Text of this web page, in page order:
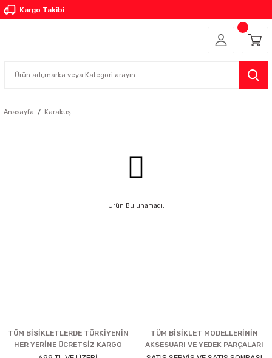
Kargo Takibi
Anasayfa Karakuş
Ürün Bulunamadı.
TÜM BİSİKLETLERDE TÜRKİYENİN
HER YERİNE ÜCRETSİZ KARGO
TÜM BİSİKLET MODELLERİNİN
AKSESUARI VE YEDEK PARÇALARI